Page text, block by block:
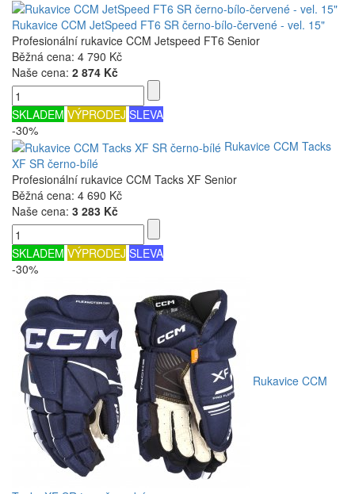
Rukavice CCM JetSpeed FT6 SR černo-bílo-červené - vel. 15"
Profesionální rukavice CCM Jetspeed FT6 Senior
Běžná cena: 4 790 Kč
Naše cena: 2 874 Kč
SKLADEM VÝPRODEJ SLEVA
-30%
Rukavice CCM Tacks
XF SR černo-bílé
Profesionální rukavice CCM Tacks XF Senior
Běžná cena: 4 690 Kč
Naše cena: 3 283 Kč
SKLADEM VÝPRODEJ SLEVA
-30%
Rukavice CCM